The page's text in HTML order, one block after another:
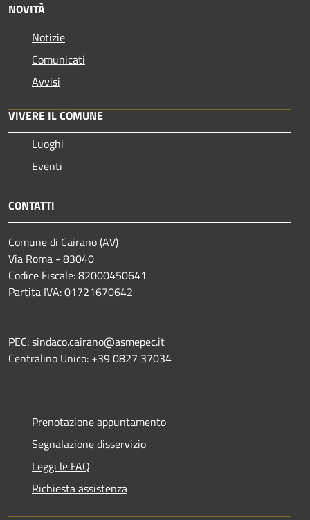
NOVITÀ
Notizie
Comunicati
Avvisi
VIVERE IL COMUNE
Luoghi
Eventi
CONTATTI
Comune di Cairano (AV)
Via Roma - 83040
Codice Fiscale: 82000450641
Partita IVA: 01721670642
PEC: sindaco.cairano@asmepec.it
Centralino Unico: +39 0827 37034
Prenotazione appuntamento
Segnalazione disservizio
Leggi le FAQ
Richiesta assistenza